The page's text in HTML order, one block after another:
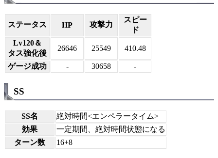
ステータス HP 攻撃力
スピー
ド
Lv120＆
タス強化後
26646 25549 410.48
ゲージ成功 - 30658 -
SS
SS名
絶対時間<エンペラータイム>
効果
一定期間、絶対時間状態になる
ターン数
16+8